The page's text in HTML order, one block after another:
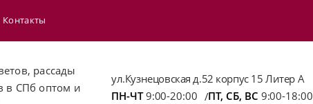
Контакты
рассады
в СПб оптом и
ул.Кузнецовская д.52 корпус 15 Литер А
ПН-ЧТ9:00-20:00 /ПТ, СБ, ВС 9:00-18:00